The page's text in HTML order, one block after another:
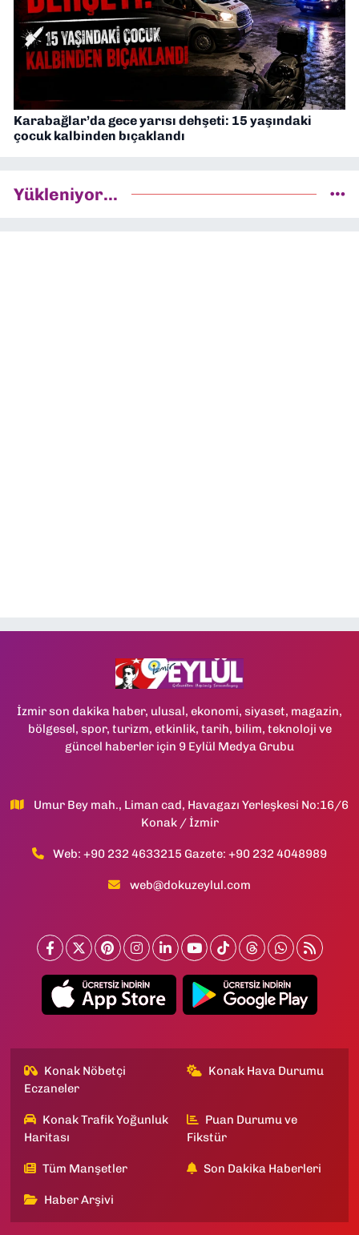
Karabağlar’da gece yarısı dehşeti: 15 yaşındaki
çocuk kalbinden bıçaklandı
Yükleniyor...
İzmir son dakika haber, ulusal, ekonomi, siyaset, magazin,
bölgesel, spor, turizm, etkinlik, tarih, bilim, teknoloji ve
güncel haberler için 9 Eylül Medya Grubu
Umur Bey mah., Liman cad, Havagazı Yerleşkesi No:16/6
Konak / İzmir
Web: +90 232 4633215 Gazete: +90 232 4048989
web@dokuzeylul.com
Konak Nöbetçi
Eczaneler
Konak Hava Durumu
Konak Trafik Yoğunluk
Haritası
Puan Durumu ve
Fikstür
Tüm Manşetler Son Dakika Haberleri
Haber Arşivi